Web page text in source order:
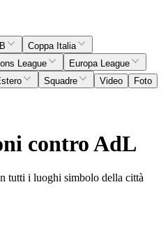
Coppa Italia
League
Europa League
Squadre Video
Foto
contro AdL
tutti i luoghi simbolo della città